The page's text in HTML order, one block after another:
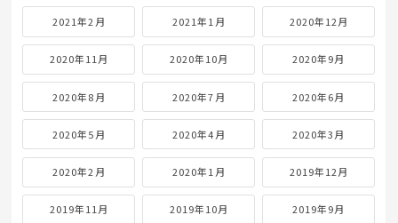
2021年2月 2021年1月 2020年12月
2020年11月 2020年10月 2020年9月
2020年8月 2020年7月 2020年6月
2020年5月 2020年4月 2020年3月
2020年2月 2020年1月 2019年12月
2019年11月 2019年10月 2019年9月